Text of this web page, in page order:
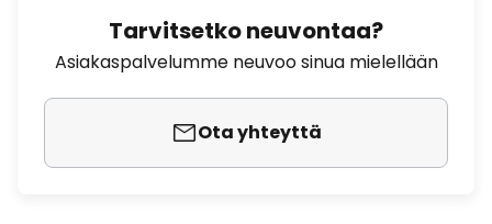
Tarvitsetko neuvontaa?
Asiakaspalvelumme neuvoo sinua mielellään
Ota yhteyttä